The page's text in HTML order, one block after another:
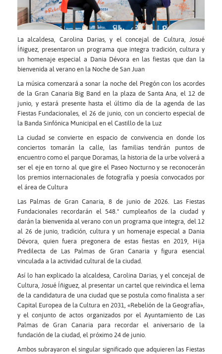
La alcaldesa, Carolina Darias, y el concejal de Cultura, Josué
Íñiguez, presentaron un programa que integra tradición, cultura y
un homenaje especial a Dania Dévora en las fiestas que dan la
bienvenida al verano en la Noche de San Juan
La música comenzará a sonar la noche del Pregón con los acordes
de la Gran Canaria Big Band en la plaza de Santa Ana, el 12 de
junio, y estará presente hasta el último día de la agenda de las
Fiestas Fundacionales, el 26 de junio, con un concierto especial de
la Banda Sinfónica Municipal en el Castillo de la Luz
La ciudad se convierte en espacio de convivencia en donde los
conciertos tomarán la calle, las familias tendrán puntos de
encuentro como el parque Doramas, la historia de la urbe volverá a
ser el eje en torno al que gire el Paseo Nocturno y se reconocerán
los premios internacionales de fotografía y poesía convocados por
el área de Cultura
Las Palmas de Gran Canaria, 8 de junio de 2026. Las Fiestas
Fundacionales recordarán el 548.º cumpleaños de la ciudad y
darán la bienvenida al verano con un programa que integra, del 12
al 26 de junio, tradición, cultura y un homenaje especial a Dania
Dévora, quien fuera pregonera de estas fiestas en 2019, Hija
Predilecta de Las Palmas de Gran Canaria y figura esencial
vinculada a la actividad cultural de la ciudad.
Así lo han explicado la alcaldesa, Carolina Darias, y el concejal de
Cultura, Josué Íñiguez, al presentar un cartel que reivindica el lema
de la candidatura de una ciudad que se postula como finalista a ser
Capital Europea de la Cultura en 2031, «Rebelión de la Geografía»,
y el conjunto de actos organizados por el Ayuntamiento de Las
Palmas de Gran Canaria para recordar el aniversario de la
fundación de la ciudad, el próximo 24 de junio.
Ambos subrayaron el singular significado que adquieren las Fiestas